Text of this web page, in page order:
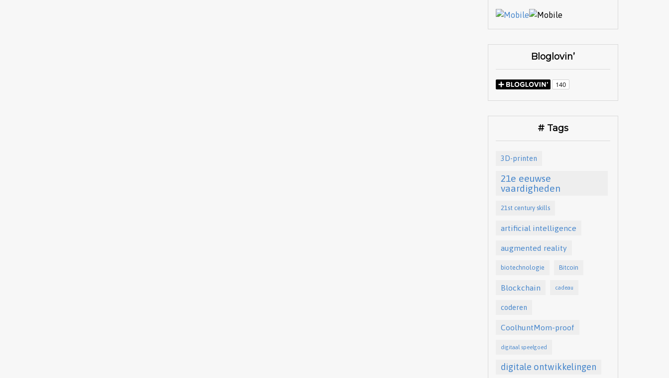
Bloglovin’
# Tags
3D-printen
21e eeuwse
vaardigheden
21st century skills
artificial intelligence
augmented reality
biotechnologie Bitcoin
Blockchain cadeau
coderen
CoolhuntMom-proof
digitaal speelgoed
digitale ontwikkelingen